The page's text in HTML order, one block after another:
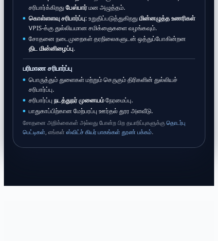
சரிபார்க்கிறதுபேஸ்பார்மன அழுத்தம்.
கொள்ளளவு சரிபார்ப்பு: உறுதிப்படுத்துகிறதுமின்னழுத்த உணரிகள்
VPIS-க்கு துல்லியமான சமிக்ஞைகளை வழங்கவும்.
சோதனை நடைமுறைகள் தரநிலைகளுடன் ஒத்துப்போகின்றன
திட மின்னிழைப்பு.
பரிமாண சரிபார்ப்பு
பொருத்தும் துளைகள் மற்றும் செருகும் திரிகளின் துல்லியச்
சரிபார்ப்பு.
சரிபார்ப்பு நடத்துநர் முனையம்நேரமைப்பு.
பாதுகாப்பிற்கான மேற்பரப்பு ஊர்தல் தூர அளவீடு.
சோதனை அறிக்கைகள் அல்லது போன்ற பிற தயாரிப்புகளுக்குதொடர்பு
பெட்டிகள், எங்கள் ஸ்விட்ச் கியர் பாகங்கள் தூண் பக்கம்.